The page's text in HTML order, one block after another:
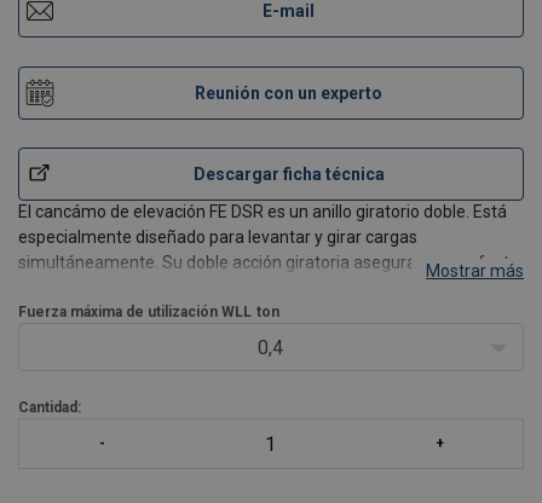
E-mail
Reunión con un experto
Descargar ficha técnica
El cancámo de elevación FE DSR es un anillo giratorio doble. Está
especialmente diseñado para levantar y girar cargas
simultáneamente. Su doble acción giratoria asegura una perfecta
carga. El anillo gira 180° y tiene un r
Mostrar más
Fuerza máxima de utilización WLL ton
0,4
Cantidad: